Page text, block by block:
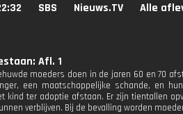
SBS Nieuws.TV Alle
Afl. 1
moeders doen in de jaren 60 en 70
een maatschappelijke schande, en
kind ter adoptie afstaan. Er zijn tientallen
verblijven. Bij de bevalling worden